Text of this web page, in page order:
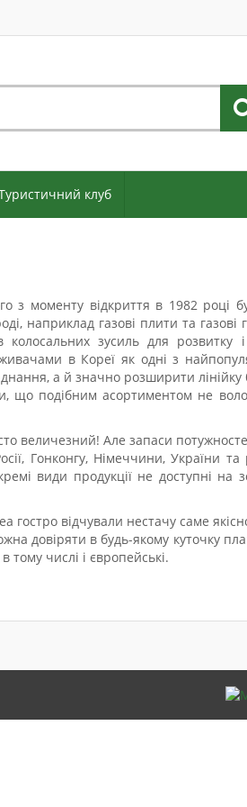
клуб
з моменту відкриття в 1982 році
наприклад газові плити та
колосальних зусиль для
в Кореї як одні з
а й значно розширити
що подібним асортиментом не
величезний! Але запаси
Гонконгу, Німеччини, України
види продукції не доступні на
відчували нестачу саме
довіряти в будь-якому куточку
тому числі і європейські.